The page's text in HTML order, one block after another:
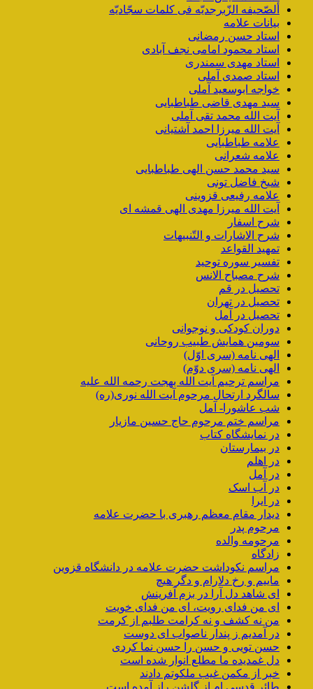
ألصّحیفه الزّبرجدیّه فی کلمات سجّادیّه
بیانات علامه
استاد حسن رمضانی
استاد محمود امامی نجف آبادی
استاد مهدی سمندری
استاد صمدی آملی
خواجه ابوسعید آملی
سید مهدی قاضی طباطبایی
آیت الله محمد تقی آملی
آیت الله میرزا احمد آشتیانی
علامه طباطبایی
علامه شعرانی
سید محمد حسن الهی طباطبایی
شیخ فاضل تونی
علامه رفیعی قزوینی
آیت الله میرزا مهدی الهی قمشه ای
شرح اسفار
شرح الاشارات و التّنبیهات
تمهید القواعد
تفسیر سوره توحید
شرح مصباح الانس
تحصیل در قم
تحصیل در تهران
تحصیل در آمل
دوران کودکی و نوجوانی
سومین همایش طبیب روحانی
الهی نامه (سری اوّل)
الهی نامه (سری دوّم)
مراسم ترحیم آیت الله بهجت رحمه الله علیه
سالگرد ارتحال مرحوم آیت الله نوری(ره)
شب عاشورا- آمل
مراسم ختم مرحوم حاج حسین مازیار
در نمایشگاه کتاب
در بیمارستان
در اهلم
در آمل
در آب اسک
در ایرا
دیدار مقام معظم رهبری با حضرت علامه
مرحوم پدر
مرحومه والده
زادگاه
مراسم نکوداشت حضرت علامه در دانشگاه قزوین
ماییم و رخ دلارام و دگر هیچ
ای شاهد دل آرا در بزم آفرینش
ای من فدای رویت، ای من فدای خویت
من نه کشف و نه کرامت طلبم از کرمت
در آمدیم ز پندار ناصواب ای دوست
حسن تویی و حسن را حسن نما کردی
دل غمدیده ما مطلع انوار شده است
خبر از مکمن غیب ملکوتم دادند
طائر قدسی ام از گلشن راز آمده است